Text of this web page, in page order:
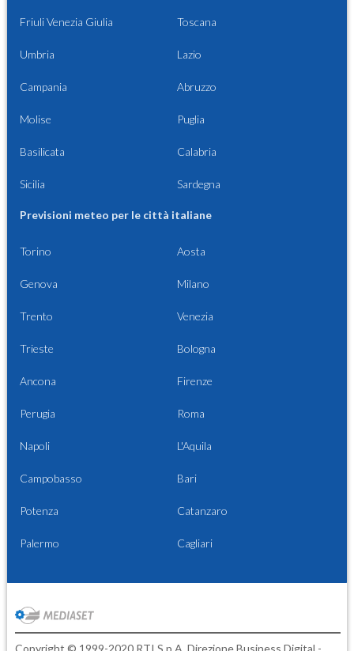
Friuli Venezia Giulia Toscana
Umbria Lazio
Campania Abruzzo
Molise Puglia
Basilicata Calabria
Sicilia Sardegna
Previsioni meteo per le città italiane
Torino Aosta
Genova Milano
Trento Venezia
Trieste Bologna
Ancona Firenze
Perugia Roma
Napoli L'Aquila
Campobasso Bari
Potenza Catanzaro
Palermo Cagliari
Copyright © 1999-2020 RTI S.p.A. Direzione Business Digital -